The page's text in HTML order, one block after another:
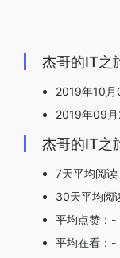
杰哥的IT之
2019年10月
2019年09月
杰哥的IT之
7天平均阅
30天平均阅
平均点赞：-
平均在看：-